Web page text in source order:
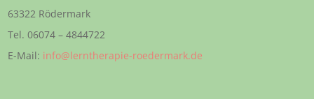
63322 Rödermark
Tel. 06074 – 4844722
E-Mail: info@lerntherapie-roedermark.de